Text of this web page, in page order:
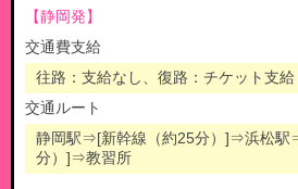
【静岡発】
交通費支給
往路：支給なし、復路：チケット支給
交通ルート
静岡駅 ⇒[新幹線（約25分）]⇒浜松駅
分）]⇒教習所